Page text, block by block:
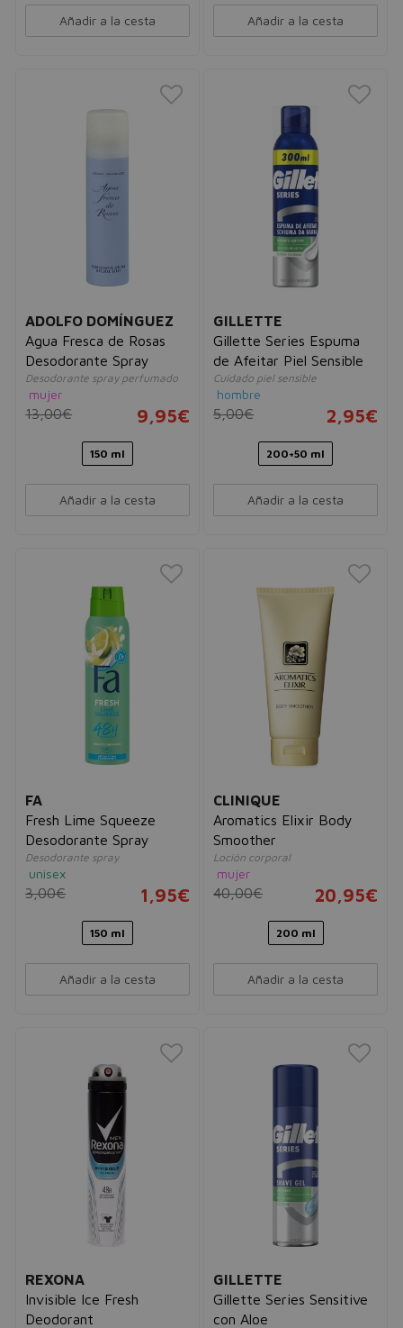
Añadir a la cesta Añadir a la cesta
ADOLFO DOMÍNGUEZ
Agua Fresca de Rosas
Desodorante Spray
Desodorante spray perfumado
mujer
13,00€ 9,95€
150 ml
Añadir a la cesta
GILLETTE
Gillette Series Espuma
de Afeitar Piel Sensible
Cuidado piel sensible
hombre
5,00€ 2,95€
200+50 ml
Añadir a la cesta
FA
Fresh Lime Squeeze
Desodorante Spray
Desodorante spray
unisex
3,00€ 1,95€
150 ml
Añadir a la cesta
CLINIQUE
Aromatics Elixir Body
Smoother
Loción corporal
mujer
40,00€ 20,95€
200 ml
Añadir a la cesta
REXONA
Invisible Ice Fresh
Deodorant
GILLETTE
Gillette Series Sensitive
con Aloe